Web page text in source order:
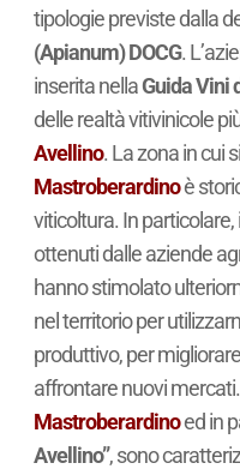
tipologie previste dalla
(Apianum) DOCG.
inserita nellaGuida Vini
delle realtà vitivinicole
Avellino. La zona in cui
Mastroberardinoè
viticoltura. In
ottenuti dalle aziende
hanno stimolato
nel territorio per
produttivo, per
affrontare nuovi mercati.
Mastroberardinoed in
Avellino”, sono